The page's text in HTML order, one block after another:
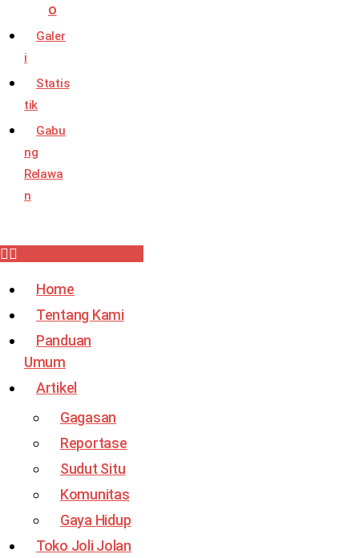
o
Galer
i
Statis
tik
Gabu
ng
Relawa
n
Home
Tentang Kami
Panduan
Umum
Artikel
Gagasan
Reportase
Sudut Situ
Komunitas
Gaya Hidup
Toko Joli Jolan